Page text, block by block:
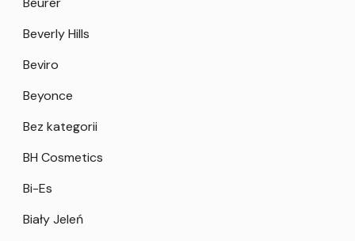
Beverly Hills
Beviro
Beyonce
Bez kategorii
BH Cosmetics
Bi-Es
Biały Jeleń